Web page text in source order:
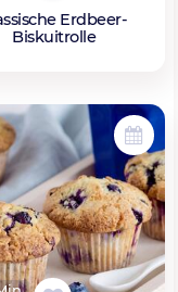
Erdbeer-
Biskuitrolle